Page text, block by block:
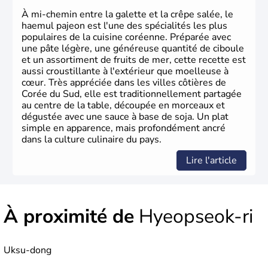
À mi-chemin entre la galette et la crêpe salée, le
haemul pajeon est l'une des spécialités les plus
populaires de la cuisine coréenne. Préparée avec
une pâte légère, une généreuse quantité de ciboule
et un assortiment de fruits de mer, cette recette est
aussi croustillante à l'extérieur que moelleuse à
cœur. Très appréciée dans les villes côtières de
Corée du Sud, elle est traditionnellement partagée
au centre de la table, découpée en morceaux et
dégustée avec une sauce à base de soja. Un plat
simple en apparence, mais profondément ancré
dans la culture culinaire du pays.
Lire l'article
À proximité de Hyeopseok-ri
Uksu-dong